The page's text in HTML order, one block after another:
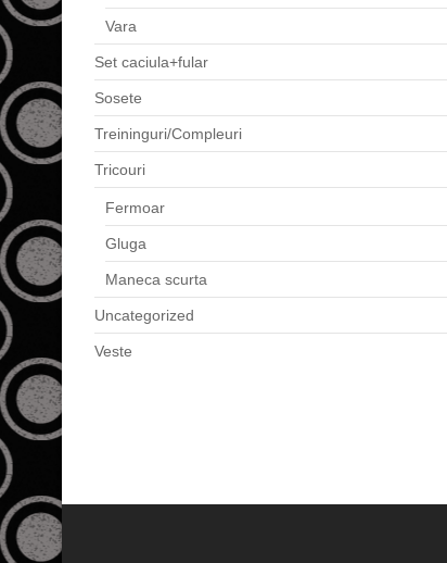
Vara
Set caciula+fular
Sosete
Treininguri/Compleuri
Tricouri
Fermoar
Gluga
Maneca scurta
Uncategorized
Veste